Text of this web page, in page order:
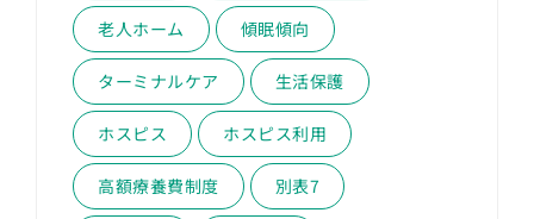
老人ホーム 傾眠傾向
ターミナルケア 生活保護
ホスピス ホスピス利用
高額療養費制度 別表7